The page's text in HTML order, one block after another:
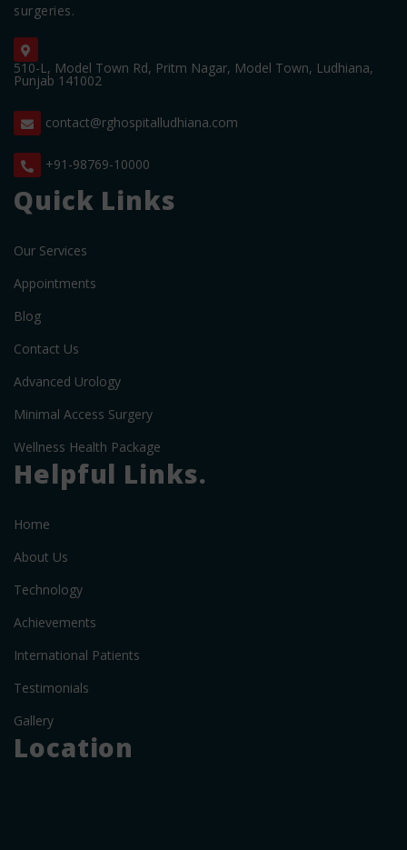
surgeries.
510-L, Model Town Rd, Pritm Nagar, Model Town, Ludhiana,
Punjab 141002
contact@rghospitalludhiana.com
+91-98769-10000
Quick Links
Our Services
Appointments
Blog
Contact Us
Advanced Urology
Minimal Access Surgery
Wellness Health Package
Helpful Links.
Home
About Us
Technology
Achievements
International Patients
Testimonials
Gallery
Location